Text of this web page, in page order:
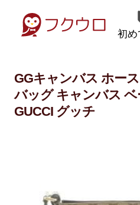
初め
GGキャンバス ホー
バッグ キャンバス ベ
GUCCI グッチ